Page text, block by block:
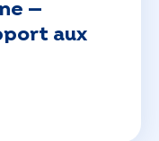
—
aux